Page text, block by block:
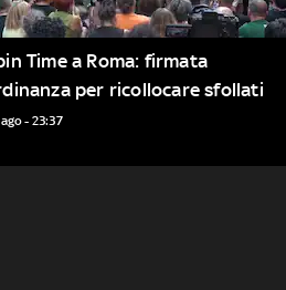
Time a Roma: firmata
per ricollocare sfollati
- 23:37